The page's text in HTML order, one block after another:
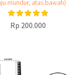
mundur, atas bawah)
Rp 200.000